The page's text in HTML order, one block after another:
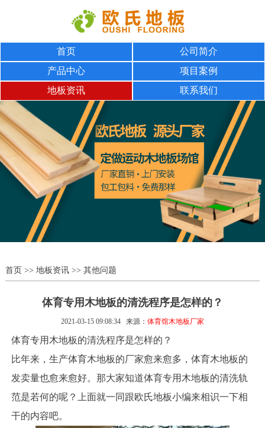
首页
公司简介
产品中心
项目案例
地板资讯
联系我们
首页>> 地板资讯>> 其他问题
体育专用木地板的清洗程序是怎样的？
2021-03-15 09:08:34 来源： 体育馆木地板厂家
体育专用木地板的清洗程序是怎样的？
比年来，生产体育木地板的厂家愈来愈多，体育木地板的
发卖量也愈来愈好。那大家知道体育专用木地板的清洗轨
范是若何的呢？上面就一同跟欧氏地板小编来相识一下相
干的内容吧。